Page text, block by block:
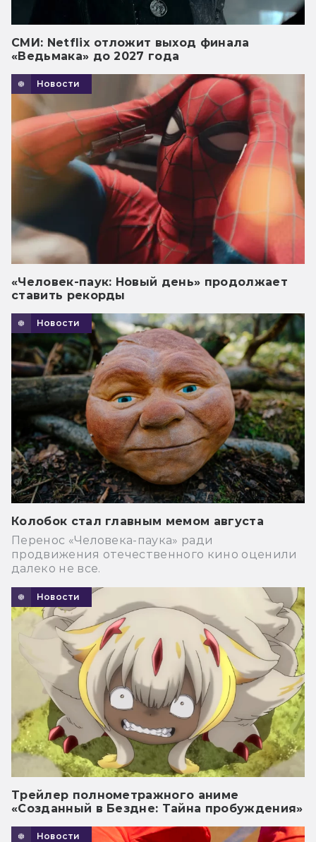
СМИ: Netflix отложит выход финала
«Ведьмака» до 2027 года
Новости
«Человек-паук: Новый день» продолжает
ставить рекорды
Новости
Колобок стал главным мемом августа
Перенос «Человека-паука» ради
продвижения отечественного кино оценили
далеко не все.
Новости
Трейлер полнометражного аниме
«Созданный в Бездне: Тайна пробуждения»
Новости